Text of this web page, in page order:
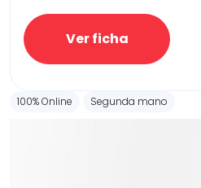
Ver ficha
100% Online Segunda mano